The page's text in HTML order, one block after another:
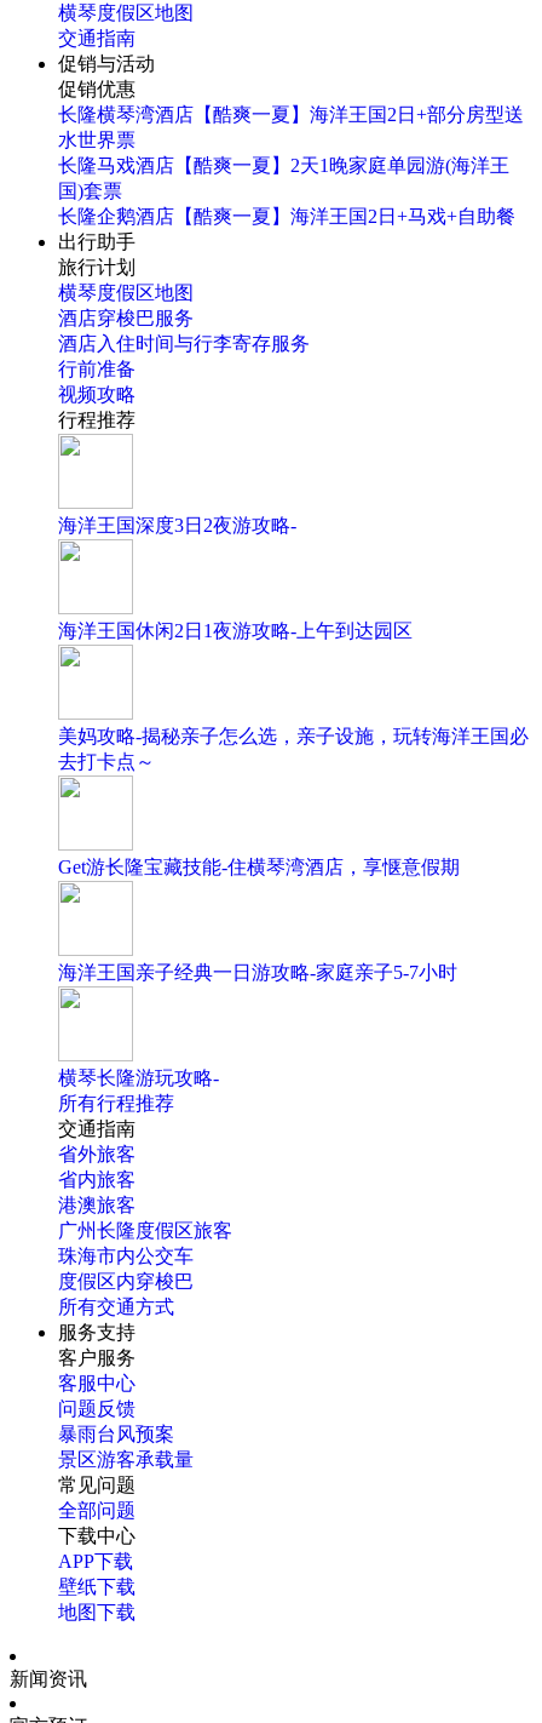
横琴度假区地图
交通指南
促销与活动
促销优惠
长隆横琴湾酒店【酷爽一夏】海洋王国2日+部分房型送
水世界票
长隆马戏酒店【酷爽一夏】2天1晚家庭单园游(海洋王
国)套票
长隆企鹅酒店【酷爽一夏】海洋王国2日+马戏+自助餐
出行助手
旅行计划
横琴度假区地图
酒店穿梭巴服务
酒店入住时间与行李寄存服务
行前准备
视频攻略
行程推荐
海洋王国深度3日2夜游攻略-
海洋王国休闲2日1夜游攻略-上午到达园区
美妈攻略-揭秘亲子怎么选，亲子设施，玩转海洋王国必
去打卡点～
Get游长隆宝藏技能-住横琴湾酒店，享惬意假期
海洋王国亲子经典一日游攻略-家庭亲子5-7小时
横琴长隆游玩攻略-
所有行程推荐
交通指南
省外旅客
省内旅客
港澳旅客
广州长隆度假区旅客
珠海市内公交车
度假区内穿梭巴
所有交通方式
服务支持
客户服务
客服中心
问题反馈
暴雨台风预案
景区游客承载量
常见问题
全部问题
下载中心
APP下载
壁纸下载
地图下载
新闻资讯